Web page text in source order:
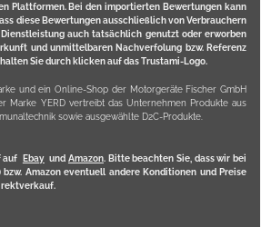
Plattformen. Bei den importierten Bewertungen kann
diese Bewertungen ausschließlich von Verbrauchern
auch tatsächlich genutzt oder erworben
und unmittelbaren Nachverfolung bzw. Referenz
Sie durch klicken auf das Trustami-Logo.
und ein Online-Shop der Motorgeräte Fischer GmbH
Marke YERD vertreibt das Unternehmen Produkte aus
sowie ausgewählte D2C-Produkte.
auf Ebayund Amazon. Bitte beachten Sie, dass wir bei
bzw. Amazon eventuell andere Konditionen und Preise